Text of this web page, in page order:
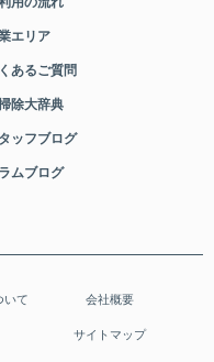
エリア
あるご質問
除大辞典
ッフブログ
ムブログ
いて 会社概要
サイトマップ